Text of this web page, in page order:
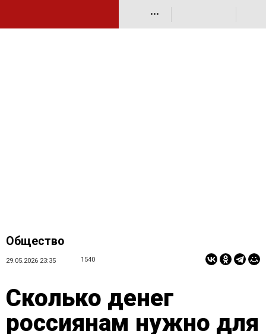
•••
Общество
29.05.2026 23:35 1540
Сколько денег
россиянам нужно для